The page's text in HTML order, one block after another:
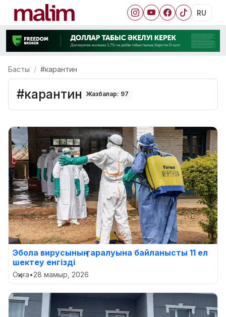
RU
Басты #карантин
#карантин Жазбалар: 97
Эбола вирусының таралуына байланысты 11 ел
шектеу енгізді
Оқиға•28 мамыр, 2026